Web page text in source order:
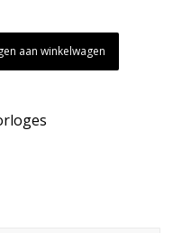
aan winkelwagen